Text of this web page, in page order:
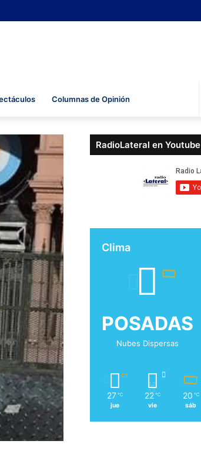
Columnas de Opinión
RadioLateral en Youtube
Clima
POSADAS
Nubes Dispersas
27 ℃
jue
22 ℃
vie
20 ℃
sáb